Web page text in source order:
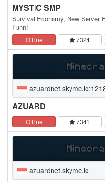
MYSTIC SMP
Survival Economy, New Server
Funn!
Offline 7324
AZUARD
Offline 7341
azuardnet.skymc.io